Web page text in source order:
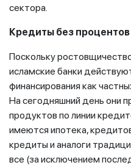
сектора.
Кредиты без
Поскольку
исламские банки
финансирования как
На сегодняшний день они
продуктов по линии
имеются ипотека,
кредиты и аналоги
все (за исключением